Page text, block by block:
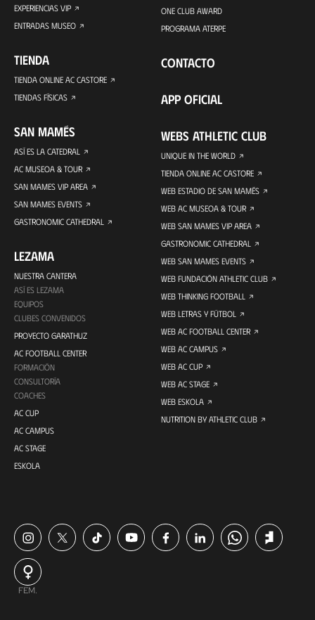
EXPERIENCIAS VIP
ENTRADAS MUSEO
TIENDA
TIENDA ONLINE AC CASTORE
TIENDAS FÍSICAS
SAN MAMÉS
ASÍ ES LA CATEDRAL
AC MUSEOA & TOUR
SAN MAMES VIP AREA
SAN MAMES EVENTS
GASTRONOMIC CATHEDRAL
LEZAMA
NUESTRA CANTERA
ASÍ ES LEZAMA
EQUIPOS
CLUBES CONVENIDOS
PROYECTO GARATHUZ
AC FOOTBALL CENTER
FORMACIÓN
CONSULTORÍA
COACHES
AC CUP
AC CAMPUS
AC STAGE
ESKOLA
ONE CLUB AWARD
PROGRAMA ATERPE
CONTACTO
APP OFICIAL
WEBS ATHLETIC CLUB
UNIQUE IN THE WORLD
TIENDA ONLINE AC CASTORE
WEB ESTADIO DE SAN MAMÉS
WEB AC MUSEOA & TOUR
WEB SAN MAMES VIP AREA
GASTRONOMIC CATHEDRAL
WEB SAN MAMES EVENTS
WEB FUNDACIÓN ATHLETIC CLUB
WEB THINKING FOOTBALL
WEB LETRAS Y FÚTBOL
WEB AC FOOTBALL CENTER
WEB AC CAMPUS
WEB AC CUP
WEB AC STAGE
WEB ESKOLA
NUTRITION BY ATHLETIC CLUB
FEM.